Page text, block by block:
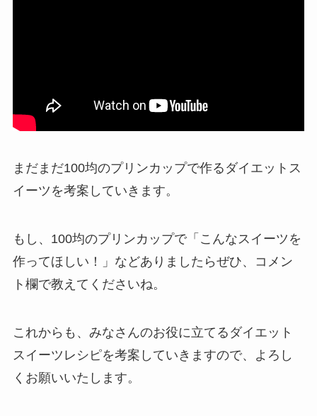
まだまだ100均のプリンカップで作るダイエットス
イーツを考案していきます。
もし、 100均のプリンカップで「こんなスイーツを
作ってほしい！」などありましたらぜひ、コメン
ト欄で教えてくださいね。
これからも、みなさんのお役に立てるダイエット
スイーツレシピを考案していきますので、よろし
くお願いいたします。